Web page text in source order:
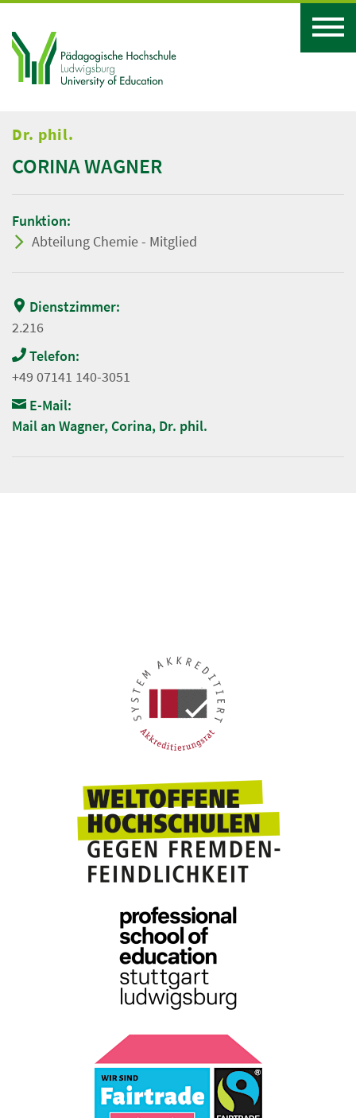
Dr. phil.
CORINA WAGNER
Funktion:
Abteilung Chemie - Mitglied
Dienstzimmer:
2.216
Telefon:
+49 07141 140-3051
E-Mail:
Mail an Wagner, Corina, Dr. phil.